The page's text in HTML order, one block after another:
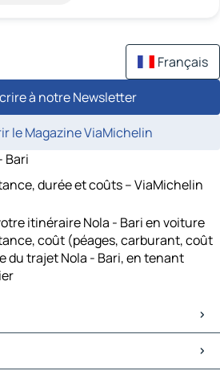
Français
à notre Newsletter
le Magazine ViaMichelin
Bari
durée et coûts – ViaMichelin
itinéraire Nola - Bari en voiture
coût (péages, carburant, coût
du trajet Nola - Bari, en tenant